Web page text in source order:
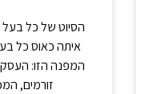
הסיוט של כל
איתה כאוס כל
המפנה הזו:
זורמים,